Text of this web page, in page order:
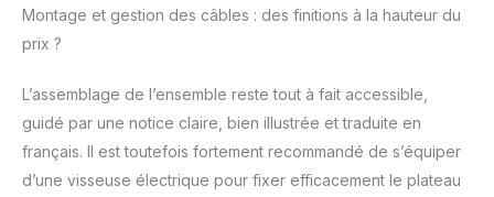
Montage et gestion des câbles : des finitions à la hauteur du
prix ?
L’assemblage de l’ensemble reste tout à fait accessible,
guidé par une notice claire, bien illustrée et traduite en
français. Il est toutefois fortement recommandé de s’équiper
d’une visseuse électrique pour fixer efficacement le plateau